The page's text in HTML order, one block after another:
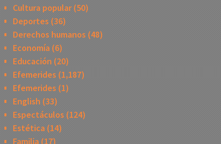
Cultura popular(50)
Deportes (36)
Derechos humanos (48)
Economía(6)
Educación (20)
Efemerides (1,187)
Efemerides (1)
English (33)
Espectáculos (124)
Estética(14)
Familia(17)